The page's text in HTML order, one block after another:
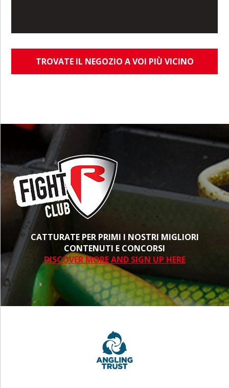
TROVATE IL NEGOZIO A VOI PIÙ VICINO
CATTURATE PER PRIMI I NOSTRI MIGLIORI
CONTENUTI E CONCORSI
DISCOVER MORE AND SIGN UP HERE